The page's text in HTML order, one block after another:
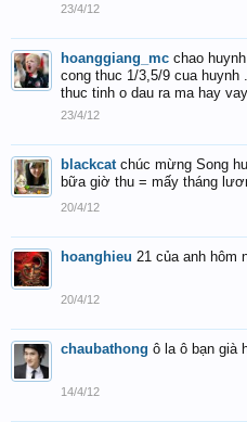
23/4/12
hoanggiang_mc chao
cong thuc 1/3,5/9 cua huynh
thuc tinh o dau ra ma hay
23/4/12
blackcat chúc mừng Song
bữa giờ thu = mấy tháng
20/4/12
hoanghieu 21 của anh hôm
20/4/12
chaubathong ô la ô bạn già
14/4/12